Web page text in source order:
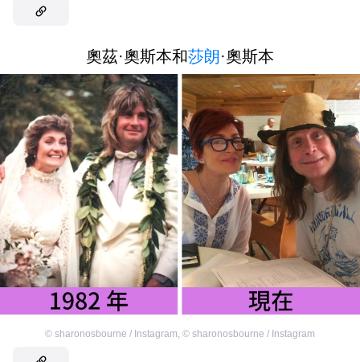
奧茲·奧斯本和莎朗·奧斯本
© sharonosbourne / Instagram © sharonosbourne / Instagram